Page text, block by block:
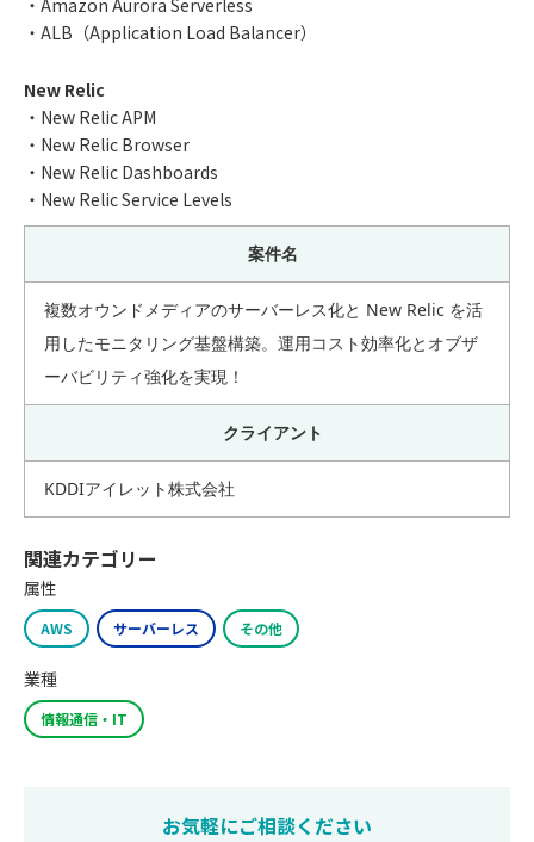
・Amazon Aurora Serverless
・ALB（Application Load Balancer）
New Relic
・New Relic APM
・New Relic Browser
・New Relic Dashboards
・New Relic Service Levels
案件名
複数オウンドメディアのサーバーレス化と New Relic を活
用したモニタリング基盤構築。運用コスト効率化とオブザ
ーバビリティ強化を実現！
クライアント
KDDIアイレット株式会社
関連カテゴリー
属性
AWS サーバーレス その他
業種
情報通信・IT
お気軽にご相談ください